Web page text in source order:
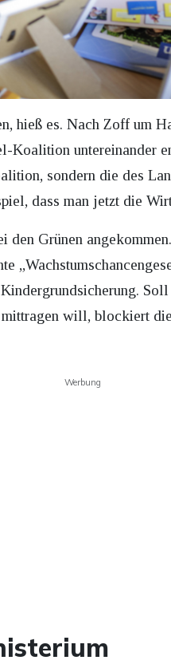
hieß es. Nach Zoff um
untereinander
sondern die des
dass man jetzt die
den Grünen
will, blockiert
Werbung